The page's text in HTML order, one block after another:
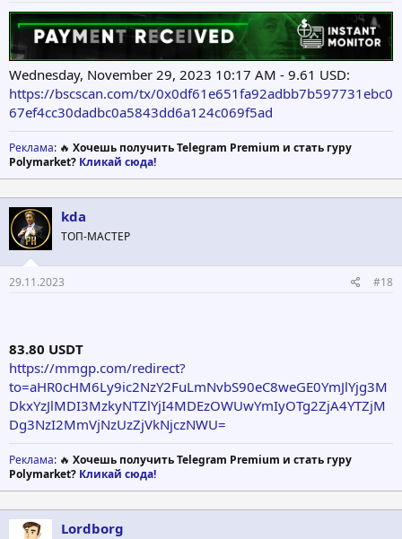
Wednesday, November 29, 2023 10:17 AM - 9.61 USD:
https://bscscan.com/tx/0x0df61e651fa92adbb7b597731ebc0
67ef4cc30dadbc0a5843dd6a124c069f5ad
Реклама: 🔥 Хочешь получить Telegram Premium и стать гуру
Polymarket? Кликай сюда!
kda
ТОП-МАСТЕР
29.11.2023 #18
83.80 USDT
https://mmgp.com/redirect?
to=aHR0cHM6Ly9ic2NzY2FuLmNvbS90eC8weGE0YmJlYjg3M
DkxYzJlMDI3MzkyNTZlYjI4MDEzOWUwYmIyOTg2ZjA4YTZjM
Dg3NzI2MmVjNzUzZjVkNjczNWU=
Реклама: 🔥 Хочешь получить Telegram Premium и стать гуру
Polymarket? Кликай сюда!
Lordborg